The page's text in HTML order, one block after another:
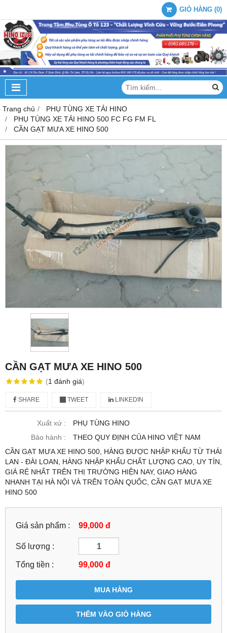
GIỎ HÀNG (0)
Trang chủ
PHỤ TÙNG XE TẢI HINO
PHỤ TÙNG XE TẢI HINO 500 FC FG FM FL
CẦN GẠT MƯA XE HINO 500
CẦN GẠT MƯA XE HINO 500
(1 đánh giá)
SHARE TWEET LINKEDIN
Xuất xứ :
PHỤ TÙNG HINO
Bảo hành :
THEO QUY ĐỊNH CỦA HINO VIỆT NAM
CẦN GẠT MƯA XE HINO 500, HÀNG ĐƯỢC NHẬP KHẨU TỪ THÁI
LAN - ĐÀI LOAN, HÀNG NHẬP KHẨU CHẤT LƯỢNG CAO, UY TÍN,
GIÁ RẺ NHẤT TRÊN THỊ TRƯỜNG HIỆN NAY, GIAO HÀNG
NHANH TẠI HÀ NỘI VÀ TRÊN TOÀN QUỐC, CẦN GẠT MƯA XE
HINO 500
Giá sản phẩm : 99,000 đ
Số lượng :
Tổng tiền : 99,000 đ
MUA HÀNG
THÊM VÀO GIỎ HÀNG